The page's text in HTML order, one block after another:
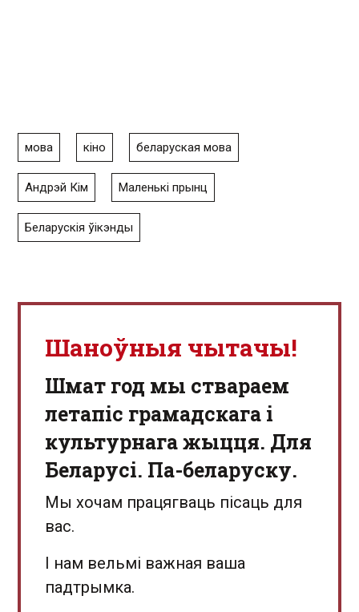
мова кіно беларуская мова
Андрэй Кім Маленькі прынц
Беларускія ўікэнды
Шаноўныя чытачы!
Шмат год мы ствараем
летапіс грамадскага і
культурнага жыцця. Для
Беларусі. Па-беларуску.
Мы хочам працягваць пісаць для
вас.
І нам вельмі важная ваша
падтрымка.